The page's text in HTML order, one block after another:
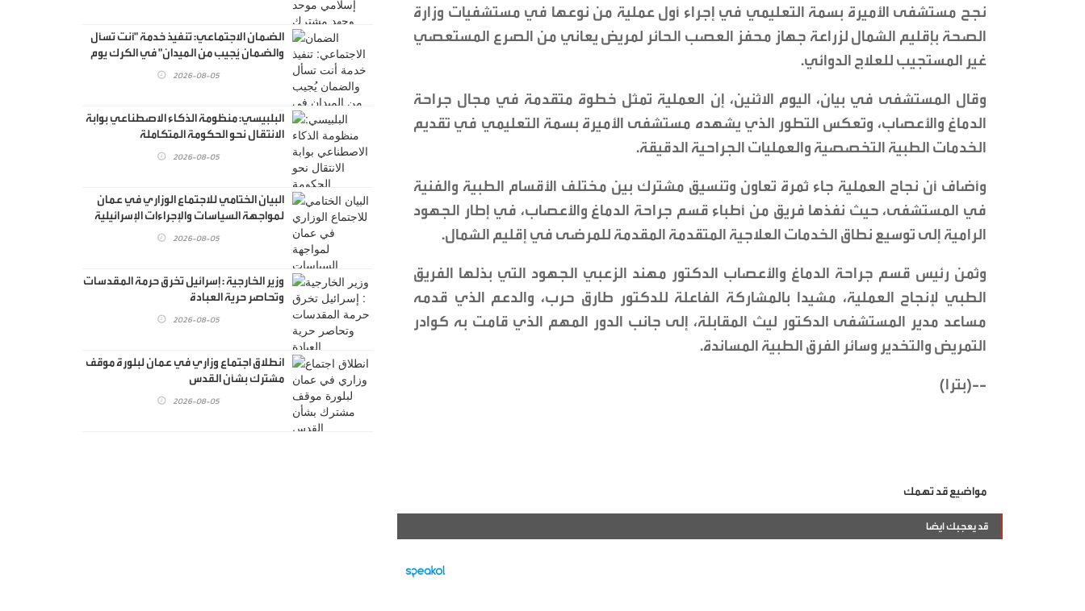
نجح مستشفى الأميرة بسمة التعليمي في إجراء أول عملية من نوعها في مستشفيات وزارة
الصحة بإقليم الشمال لزراعة جهاز محفز العصب الحائر لمريض يعاني من الصرع المستعصي
غير المستجيب للعلاج الدوائي.
وقال المستشفى في بيان، اليوم الاثنين، إن العملية تمثل خطوة متقدمة في مجال جراحة
الدماغ والأعصاب، وتعكس التطور الذي يشهده مستشفى الأميرة بسمة التعليمي في تقديم
الخدمات الطبية التخصصية والعمليات الجراحية الدقيقة.
وأضاف أن نجاح العملية جاء ثمرة تعاون وتنسيق مشترك بين مختلف الأقسام الطبية والفنية
في المستشفى، حيث نفذها فريق من أطباء قسم جراحة الدماغ والأعصاب، في إطار الجهود
الرامية إلى توسيع نطاق الخدمات العلاجية المتقدمة المقدمة للمرضى في إقليم الشمال.
وثمن رئيس قسم جراحة الدماغ والأعصاب الدكتور مهند الزعبي الجهود التي بذلها الفريق
الطبي لإنجاح العملية، مشيدا بالمشاركة الفاعلة للدكتور طارق حرب، والدعم الذي قدمه
مساعد مدير المستشفى الدكتور ليث المقابلة، إلى جانب الدور المهم الذي قامت به كوادر
التمريض والتخدير وسائر الفرق الطبية المساندة.
--(بترا)
مواضيع قد تهمك
قد يعجبك ايضا
الضمان الاجتماعي: تنفيذ خدمة "أنت تسأل
والضمان يُجيب من الميدان" في الكرك يوم
2026-08-05
البلبيسي: منظومة الذكاء الاصطناعي بوابة
الانتقال نحو الحكومة المتكاملة
2026-08-05
البيان الختامي للاجتماع الوزاري في عمان
لمواجهة السياسات والإجراءات الإسرائيلية
اللاشرعية في القدس
2026-08-05
وزير الخارجية : إسرائيل تخرق حرمة المقدسات
وتحاصر حرية العبادة
2026-08-05
انطلاق اجتماع وزاري في عمان لبلورة موقف
مشترك بشأن القدس
2026-08-05